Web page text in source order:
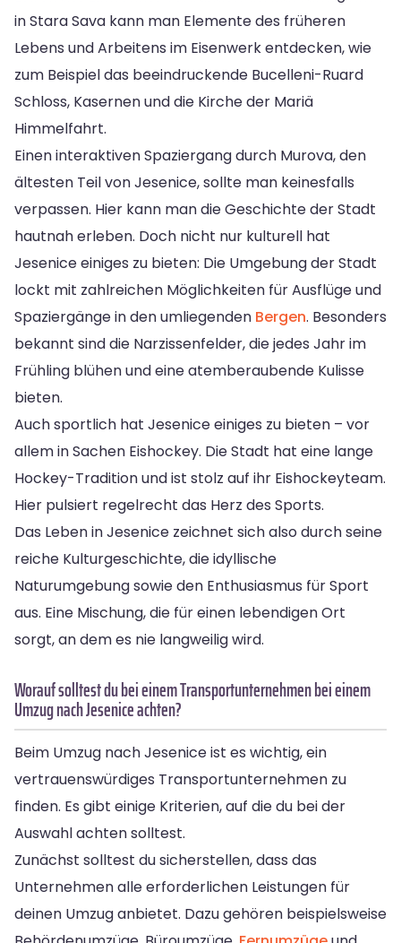
in Stara Sava kann man Elemente des früheren
Lebens und Arbeitens im Eisenwerk entdecken, wie
zum Beispiel das beeindruckende Bucelleni-Ruard
Schloss, Kasernen und die Kirche der Mariä
Himmelfahrt.
Einen interaktiven Spaziergang durch Murova, den
ältesten Teil von Jesenice, sollte man keinesfalls
verpassen. Hier kann man die Geschichte der Stadt
hautnah erleben. Doch nicht nur kulturell hat
Jesenice einiges zu bieten: Die Umgebung der Stadt
lockt mit zahlreichen Möglichkeiten für Ausflüge und
Spaziergänge in den umliegenden Bergen. Besonders
bekannt sind die Narzissenfelder, die jedes Jahr im
Frühling blühen und eine atemberaubende Kulisse
bieten.
Auch sportlich hat Jesenice einiges zu bieten – vor
allem in Sachen Eishockey. Die Stadt hat eine lange
Hockey-Tradition und ist stolz auf ihr Eishockeyteam.
Hier pulsiert regelrecht das Herz des Sports.
Das Leben in Jesenice zeichnet sich also durch seine
reiche Kulturgeschichte, die idyllische
Naturumgebung sowie den Enthusiasmus für Sport
aus. Eine Mischung, die für einen lebendigen Ort
sorgt, an dem es nie langweilig wird.
Worauf solltest du bei einem Transportunternehmen bei einem
Umzug nach Jesenice achten?
Beim Umzug nach Jesenice ist es wichtig, ein
vertrauenswürdiges Transportunternehmen zu
finden. Es gibt einige Kriterien, auf die du bei der
Auswahl achten solltest.
Zunächst solltest du sicherstellen, dass das
Unternehmen alle erforderlichen Leistungen für
deinen Umzug anbietet. Dazu gehören beispielsweise